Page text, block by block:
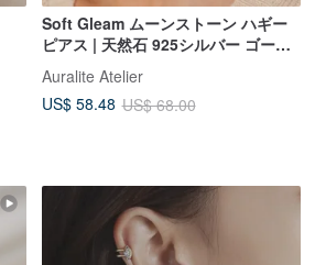
Soft Gleam ムーンストーン ハギー
ピアス | 天然石 925シルバー ゴール
ドプレーティング
Auralite Atelier
US$ 58.48 US$ 68.00